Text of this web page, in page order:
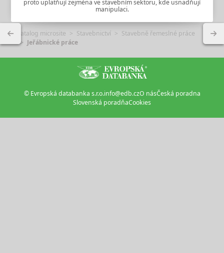
proto uplatňují zejména ve stavebním sektoru, kde usnadňují
manipulaci.
Katalog microsite Stavebnictví
Stavebně řemeslné práce
Jeřábnické práce
© Evropská databanka s.r.o.info@edb.czO násČeská poradna
Slovenská poradňaCookies